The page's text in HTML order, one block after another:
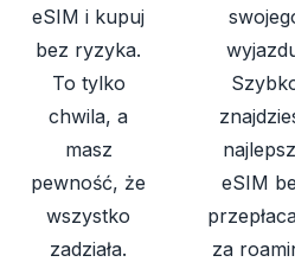
eSIM i kupuj
bez ryzyka.
To tylko
chwila, a
masz
pewność, że
wszystko
zadziała.
eSIM
za